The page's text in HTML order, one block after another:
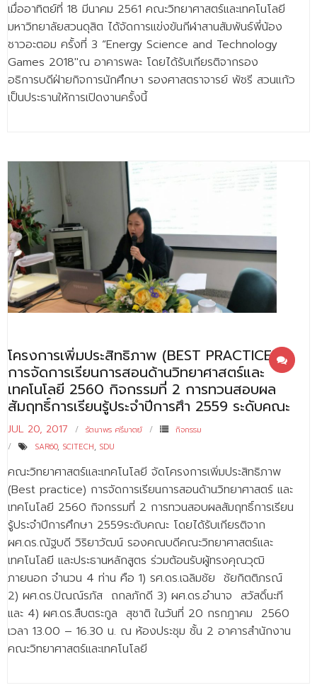
เมื่ออาทิตย์ที่ 18 มีนาคม 2561 คณะวิทยาศาสตร์และเทคโนโลยี
มหาวิทยาลัยสวนดุสิต ได้จัดการแข่งขันกีฬาสานสัมพันธ์พี่น้อง
ชาวอะตอม ครั้งที่ 3 “Energy Science and Technology
Games 2018″ณ อาคารพละ โดยได้รับเกียรติจากรอง
อธิการบดีฝ่ายกิจการนักศึกษา รองศาสตราจารย์ พัชรี สวนแก้ว
เป็นประธานให้การเปิดงานครั้งนี้
โครงการเพิ่มประสิทธิภาพ (BEST PRACTICE)
การจัดการเรียนการสอนด้านวิทยาศาสตร์และ
เทคโนโลยี 2560 กิจกรรมที่ 2 การทวนสอบผล
สัมฤทธิ์การเรียนรู้ประจำปีการศึา 2559 ระดับคณะ
JUL 20, 2017 รัตนาพร ศรีมาตย์
กิจกรรม
SAR60, SCITECH, SDU
คณะวิทยาศาสตร์และเทคโนโลยี จัดโครงการเพิ่มประสิทธิภาพ
(Best practice) การจัดการเรียนการสอนด้านวิทยาศาสตร์ และ
เทคโนโลยี 2560 กิจกรรมที่ 2 การทวนสอบผลสัมฤทธิ์การเรียน
รู้ประจำปีการศึกษา 2559ระดับคณะ โดยได้รับเกียรติจาก
ผศ.ดร.ณัฐบดี วิริยาวัฒน์ รองคณบดีคณะวิทยาศาสตร์และ
เทคโนโลยี และประธานหลักสูตร ร่วมต้อนรับผู้ทรงคุณวุฒิ
ภายนอก จำนวน 4 ท่าน คือ 1) รศ.ดร.เฉลิมชัย ชัยกิตติภรณ์
2) ผศ.ดร.ปัณณ์รภัส ถกลภักดี 3) ผศ.ดร.อำนาจ สวัสดิ์นะที
และ 4) ผศ.ดร.สืบตระกูล สุชาติ ในวันที่ 20 กรกฎาคม 2560
เวลา 13.00 – 16.30 น. ณ ห้องประชุม ชั้น 2 อาคารสำนักงาน
คณะวิทยาศาสตร์และเทคโนโลยี